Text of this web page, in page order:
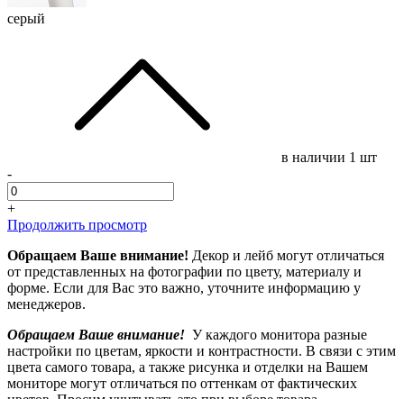
серый
в наличии 1 шт
-
+
Продолжить просмотр
Обращаем Ваше внимание! Декор и лейб могут отличаться
от представленных на фотографии по цвету, материалу и
форме. Если для Вас это важно, уточните информацию у
менеджеров.
Обращаем Ваше внимание! У каждого монитора разные
настройки по цветам, яркости и контрастности. В связи с этим
цвета самого товара, а также рисунка и отделки на Вашем
мониторе могут отличаться по оттенкам от фактических